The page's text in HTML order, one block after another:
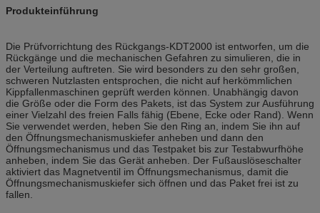
Produkteinführung
Die Prüfvorrichtung des Rückgangs-KDT2000 ist entworfen, um die
Rückgänge und die mechanischen Gefahren zu simulieren, die in
der Verteilung auftreten. Sie wird besonders zu den sehr großen,
schweren Nutzlasten entsprochen, die nicht auf herkömmlichen
Kippfallenmaschinen geprüft werden können. Unabhängig davon
die Größe oder die Form des Pakets, ist das System zur Ausführung
einer Vielzahl des freien Falls fähig (Ebene, Ecke oder Rand). Wenn
Sie verwendet werden, heben Sie den Ring an, indem Sie ihn auf
den Öffnungsmechanismuskiefer anheben und dann den
Öffnungsmechanismus und das Testpaket bis zur Testabwurfhöhe
anheben, indem Sie das Gerät anheben. Der Fußauslöseschalter
aktiviert das Magnetventil im Öffnungsmechanismus, damit die
Öffnungsmechanismuskiefer sich öffnen und das Paket frei ist zu
fallen.